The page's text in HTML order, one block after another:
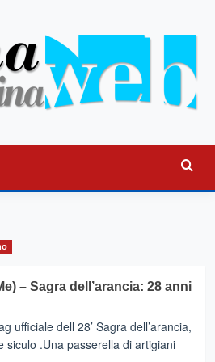
– Sagra dell’arancia: 28 anni
ufficiale dell 28’ Sagra dell’arancia,
siculo .Una passerella di artigiani